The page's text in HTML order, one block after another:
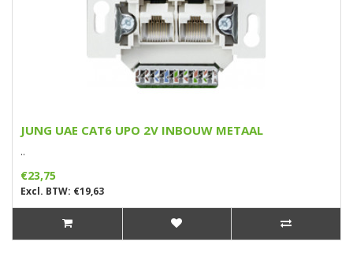
JUNG UAE CAT6 UPO 2V INBOUW METAAL
..
€23,75
Excl. BTW: €19,63